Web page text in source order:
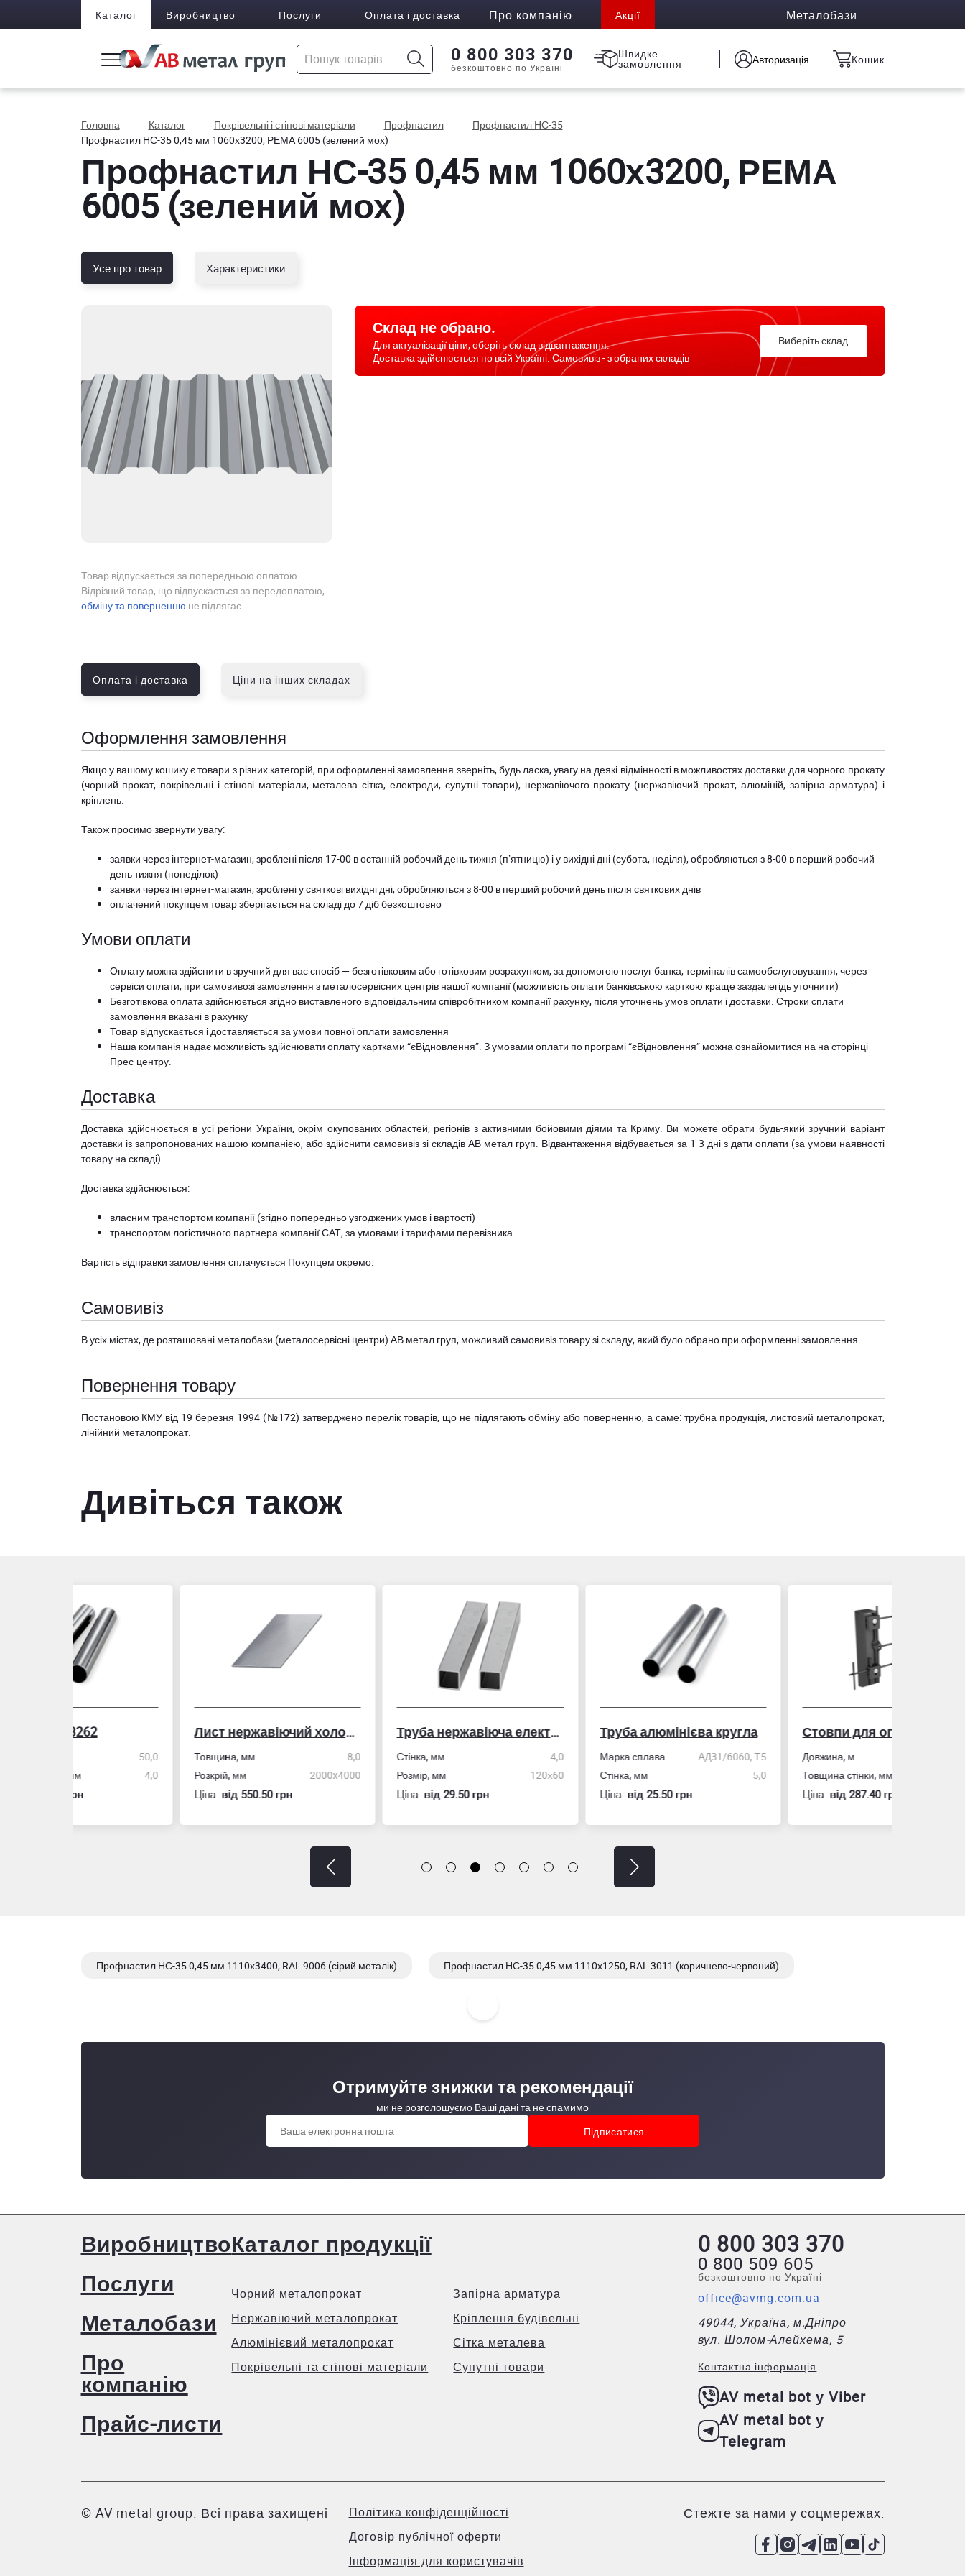
Каталог Виробництво Послуги Оплата і доставка Про компанію Акції Металобази
0 800 303 370
безкоштовно по Україні
Швидке
замовлення Авторизація Кошик
Головна Каталог Покрівельні і стінові матеріали Профнастил
Профнастил НС-35
Профнастил НС-35 0,45 мм 1060х3200, РЕМА 6005 (зелений мох)
Профнастил НС-35 0,45 мм 1060х3200, РЕМА
6005 (зелений мох)
Усе про товар Характеристики
Товар відпускається за попередньою оплатою.
Відрізний товар, що відпускається за передоплатою,
обміну та поверненню не підлягає.
Склад не обрано.
Для актуалізації ціни, оберіть склад відвантаження.
Доставка здійснюється по всій Україні. Самовивіз - з обраних складів
Виберіть склад
Оплата і доставка Ціни на інших складах
Оформлення замовлення
Якщо у вашому кошику є товари з різних категорій, при оформленні замовлення зверніть, будь ласка, увагу на деякі відмінності в можливостях доставки для чорного прокату
(чорний прокат, покрівельні і стінові матеріали, металева сітка, електроди, супутні товари), нержавіючого прокату (нержавіючий прокат, алюміній, запірна арматура) і
кріплень.
Також просимо звернути увагу:
заявки через інтернет-магазин, зроблені після 17-00 в останній робочий день тижня (пʼятницю) і у вихідні дні (субота, неділя), обробляються з 8-00 в перший робочий
день тижня (понеділок)
заявки через інтернет-магазин, зроблені у святкові вихідні дні, обробляються з 8-00 в перший робочий день після святкових днів
оплачений покупцем товар зберігається на складі до 7 діб безкоштовно
Умови оплати
Оплату можна здійснити в зручний для вас спосіб — безготівковим або готівковим розрахунком, за допомогою послуг банка, терміналів самообслуговування, через
сервіси оплати, при самовивозі замовлення з металосервісних центрів нашої компанії (можливість оплати банківською карткою краще заздалегідь уточнити)
Безготівкова оплата здійснюється згідно виставленого відповідальним співробітником компанії рахунку, після уточнень умов оплати і доставки. Строки сплати
замовлення вказані в рахунку
Товар відпускається і доставляється за умови повної оплати замовлення
Наша компанія надає можливість здійснювати оплату картками “єВідновлення”. З умовами оплати по програмі “єВідновлення” можна ознайомитися на на сторінці
Прес-центру.
Доставка
Доставка здійснюється в усі регіони України, окрім окупованих областей, регіонів з активними бойовими діями та Криму. Ви можете обрати будь-який зручний варіант
доставки із запропонованих нашою компанією, або здійснити самовивіз зі складів АВ метал груп. Відвантаження відбувається за 1-3 дні з дати оплати (за умови наявності
товару на складі).
Доставка здійснюється:
власним транспортом компанії (згідно попередньо узгоджених умов і вартості)
транспортом логістичного партнера компанії САТ, за умовами і тарифами перевізника
Вартість відправки замовлення сплачується Покупцем окремо.
Самовивіз
В усіх містах, де розташовані металобази (металосервісні центри) АВ метал груп, можливий самовивіз товару зі складу, який було обрано при оформленні замовлення.
Повернення товару
Постановою КМУ від 19 березня 1994 (№172) затверджено перелік товарів, що не підлягають обміну або поверненню, а саме: трубна продукція, листовий металопрокат,
лінійний металопрокат.
Дивіться також
Лист нержавіючий холоднокатаний
Товщина, мм
8,0
Розкрій, мм
2000x4000
Труба нержавіюча електрозварна профільна
Розмір, мм
120х60
Труба алюмінієва кругла
Марка сплава
АД31/6060, Т5
Стінка, мм
Стовпи для огорожі
Довжина, м
Товщина стінки, мм
1,5
Профнастил НС-35 0,45 мм 1110х3400, RAL 9006 (сірий металік) Профнастил НС-35 0,45 мм 1110х1250, RAL 3011 (коричнево-червоний)
Отримуйте знижки та рекомендації
ми не розголошуємо Ваші дані та не спамимо
Виробництво
Послуги
Металобази
Про
компанію
Прайс-листи
Каталог продукції
Чорний металопрокат
Нержавіючий металопрокат
Алюмінієвий металопрокат
Покрівельні та стінові матеріали
Запірна арматура
Кріплення будівельні
Сітка металева
Супутні товари
0 800 303 370
0 800 509 605
безкоштовно по Україні
office@avmg.com.ua
49044, Україна, м.Дніпро
вул. Шолом-Алейхема, 5
Контактна інформація
AV metal bot у Viber
AV metal bot у
Telegram
© AV metal group. Всі права захищені
Політика конфіденційності
Договір публічної оферти
Інформація для користувачів
Стежте за нами у соцмережах: